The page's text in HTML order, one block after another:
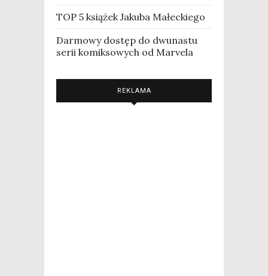
TOP 5 książek Jakuba Małeckiego
Darmowy dostęp do dwunastu
serii komiksowych od Marvela
REKLAMA